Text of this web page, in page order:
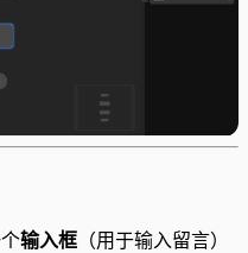
输入框 （用于输入留言）